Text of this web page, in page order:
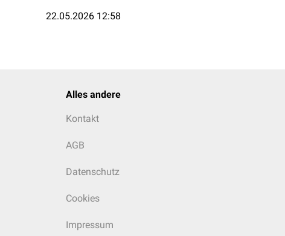
22.05.2026 12:58
Alles andere
Kontakt
AGB
Datenschutz
Cookies
Impressum